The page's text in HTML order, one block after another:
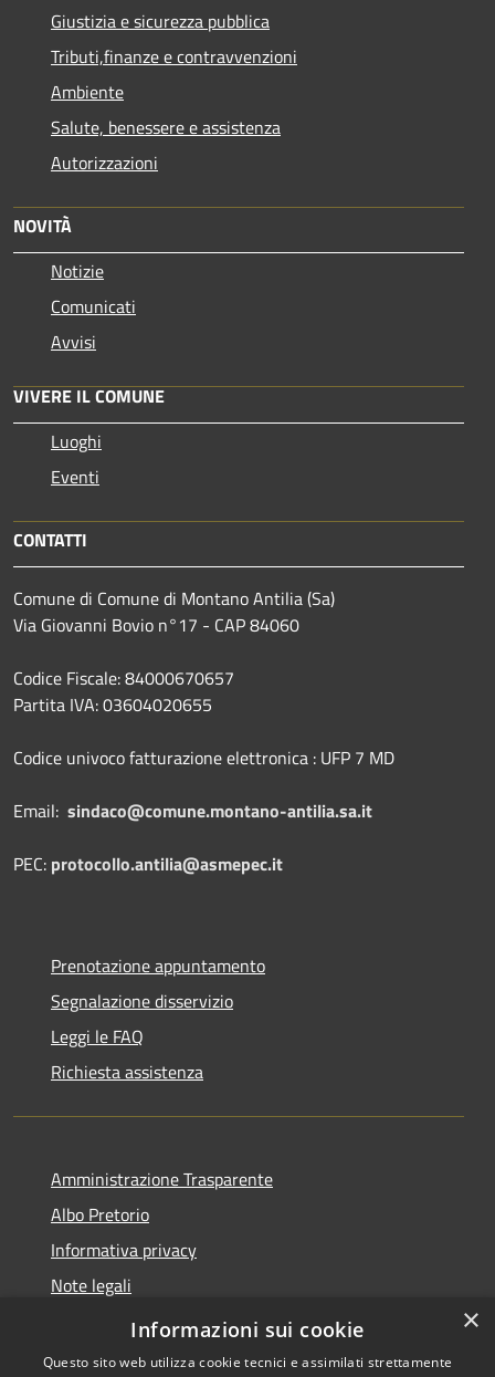
Giustizia e sicurezza pubblica
Tributi,finanze e contravvenzioni
Ambiente
Salute, benessere e assistenza
Autorizzazioni
NOVITÀ
Notizie
Comunicati
Avvisi
VIVERE IL COMUNE
Luoghi
Eventi
CONTATTI
Comune di Comune di Montano Antilia (Sa)
Via Giovanni Bovio n°17 - CAP 84060
Codice Fiscale: 84000670657
Partita IVA: 03604020655
Codice univoco fatturazione elettronica : UFP 7 MD
Email: sindaco@comune.montano-antilia.sa.it
PEC: protocollo.antilia@asmepec.it
Prenotazione appuntamento
Segnalazione disservizio
Leggi le FAQ
Richiesta assistenza
Amministrazione Trasparente
Albo Pretorio
Informativa privacy
Note legali
Dichiarazione di accessibilità
×
Informazioni sui cookie
Questo sito web utilizza cookie tecnici e assimilati strettamente